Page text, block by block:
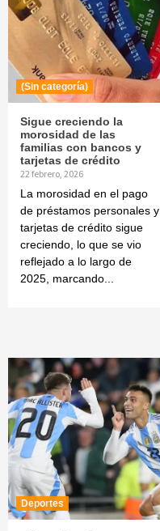
(Sin categoría)
Sigue creciendo la
morosidad de las
familias con bancos y
tarjetas de crédito
22 febrero, 2026
La morosidad en el pago
de préstamos personales y
tarjetas de crédito sigue
creciendo, lo que se vio
reflejado a lo largo de
2025, marcando...
Deportes